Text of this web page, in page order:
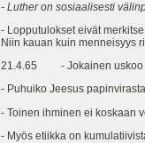
- Luther on sosiaalisesti
- Lopputulokset eivät
Niin kauan kuin menneisyys
21.4.65 - Jokainen uskoo
- Puhuiko Jeesus
- Toinen ihminen ei koskaan
- Myös etiikka on